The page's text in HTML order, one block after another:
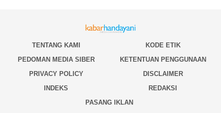
TENTANG KAMI
KODE ETIK
PEDOMAN MEDIA SIBER
KETENTUAN PENGGUNAAN
PRIVACY POLICY
DISCLAIMER
INDEKS
REDAKSI
PASANG IKLAN